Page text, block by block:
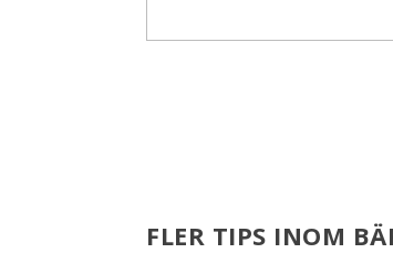
FLER TIPS INOM